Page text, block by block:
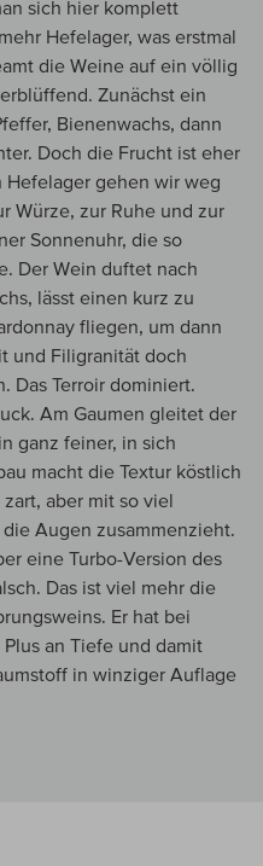
sich hier komplett
Hefelager, was erstmal
die Weine auf ein völlig
Zunächst ein
Bienenwachs, dann
Doch die Frucht ist eher
Hefelager gehen wir weg
Würze, zur Ruhe und zur
Sonnenuhr, die so
Der Wein duftet nach
lässt einen kurz zu
fliegen, um dann
und Filigranität doch
Das Terroir dominiert.
Am Gaumen gleitet der
ganz feiner, in sich
macht die Textur köstlich
aber mit so viel
Augen zusammenzieht.
eine Turbo-Version des
Das ist viel mehr die
Er hat bei
an Tiefe und damit
in winziger Auflage